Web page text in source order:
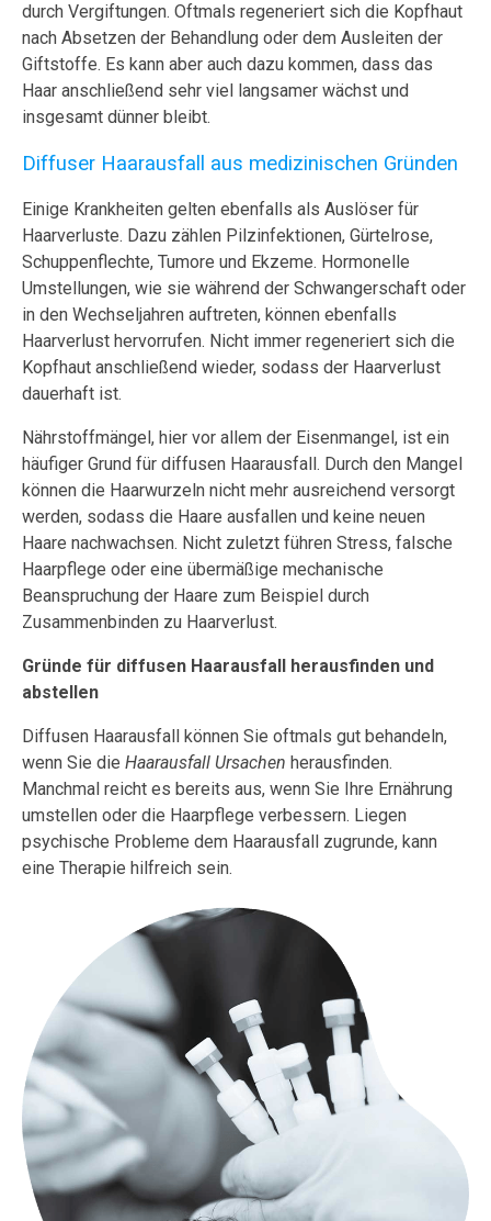
durch Vergiftungen. Oftmals regeneriert sich die Kopfhaut
nach Absetzen der Behandlung oder dem Ausleiten der
Giftstoffe. Es kann aber auch dazu kommen, dass das
Haar anschließend sehr viel langsamer wächst und
insgesamt dünner bleibt.
Diffuser Haarausfall aus medizinischen Gründen
Einige Krankheiten gelten ebenfalls als Auslöser für
Haarverluste. Dazu zählen Pilzinfektionen, Gürtelrose,
Schuppenflechte, Tumore und Ekzeme. Hormonelle
Umstellungen, wie sie während der Schwangerschaft oder
in den Wechseljahren auftreten, können ebenfalls
Haarverlust hervorrufen. Nicht immer regeneriert sich die
Kopfhaut anschließend wieder, sodass der Haarverlust
dauerhaft ist.
Nährstoffmängel, hier vor allem der Eisenmangel, ist ein
häufiger Grund für diffusen Haarausfall. Durch den Mangel
können die Haarwurzeln nicht mehr ausreichend versorgt
werden, sodass die Haare ausfallen und keine neuen
Haare nachwachsen. Nicht zuletzt führen Stress, falsche
Haarpflege oder eine übermäßige mechanische
Beanspruchung der Haare zum Beispiel durch
Zusammenbinden zu Haarverlust.
Gründe für diffusen Haarausfall herausfinden und
abstellen
Diffusen Haarausfall können Sie oftmals gut behandeln,
wenn Sie die Haarausfall Ursachen herausfinden.
Manchmal reicht es bereits aus, wenn Sie Ihre Ernährung
umstellen oder die Haarpflege verbessern. Liegen
psychische Probleme dem Haarausfall zugrunde, kann
eine Therapie hilfreich sein.